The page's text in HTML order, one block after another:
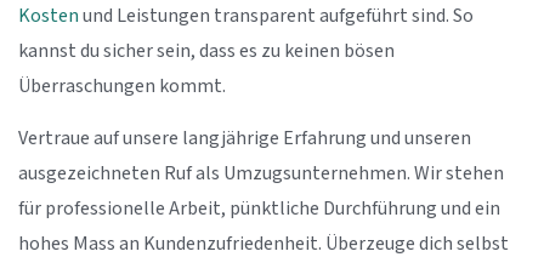
Kostenund Leistungen transparent aufgeführt sind. So
kannst du sicher sein, dass es zu keinen bösen
Überraschungen kommt.
Vertraue auf unsere langjährige Erfahrung und unseren
ausgezeichneten Ruf als Umzugsunternehmen. Wir stehen
für professionelle Arbeit, pünktliche Durchführung und ein
hohes Mass an Kundenzufriedenheit. Überzeuge dich selbst